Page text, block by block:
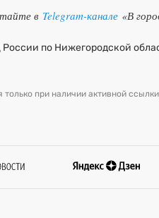
в Telegram-канале «В
по Нижегородской
при наличии активной